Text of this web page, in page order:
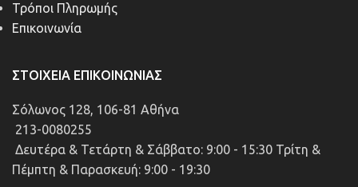
Τρόποι Πληρωμής
Επικοινωνία
ΣΤΟΙΧΕΊΑ ΕΠΙΚΟΙΝΩΝΊΑΣ
Σόλωνος 128, 106-81 Αθήνα
213-0080255
Δευτέρα & Τετάρτη & Σάββατο: 9:00 - 15:30 Τρίτη &
Πέμπτη & Παρασκευή: 9:00 - 19:30